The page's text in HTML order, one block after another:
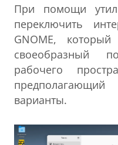
При помощи
переключить
GNOME, который
своеобразный
рабочего
варианты.